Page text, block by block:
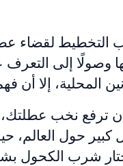
التخطيط لقضاء
وصولًا إلى التعرف
المحلية، إلا
ترفع نخب عطلتك،
كبير حول
شرب الكحول